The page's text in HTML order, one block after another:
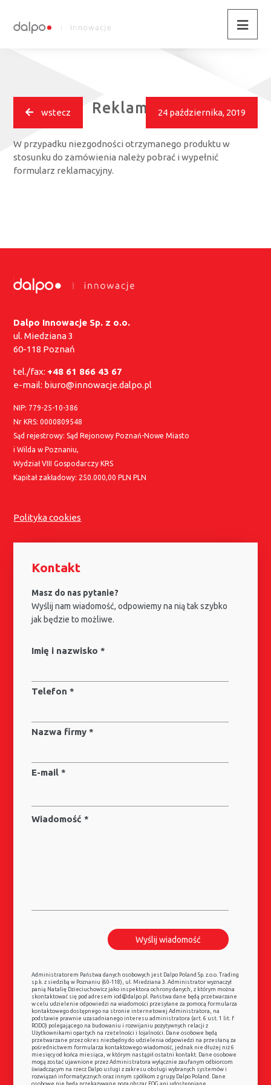
24 października, 2019
wstecz Reklamacje
W przypadku niezgodności otrzymanego produktu w
stosunku do zamówienia należy pobrać i wypełnić
formularz reklamacyjny.
Dalpo Innowacje Sp. z o.o.
ul. Miedziana 3
60-118 Poznań
tel./fax: +48 61 866 43 67
e-mail: biuro@innowacje.dalpo.pl
NIP: 779-25-10-386
Nr KRS: 0000809548
Sąd rejestrowy: Sąd Rejonowy Poznań-Nowe Miasto
i Wilda w Poznaniu,
Wydział VIII Gospodarczy KRS
Kapitał zakładowy: 250.000,00 PLN PLN
Polityka cookies
Kontakt
Masz do nas pytanie?
Wyślij nam wiadomość, odpowiemy na nią tak szybko
jak będzie to możliwe.
Imię i nazwisko *
Telefon *
Nazwa firmy *
E-mail *
Wiadomość *
Administratorem Państwa danych osobowych jest Dalpo Poland Sp. z.o.o. Trading
sp.k. z siedzibą w Poznaniu (60-118), ul. Miedziana 3. Administrator wyznaczył
panią Natalię Dzieciuchowicz jako inspektora ochrony danych, z którym można
skontaktować się pod adresem iod@dalpo.pl. Państwa dane będą przetwarzane
w celu udzielenie odpowiedzi na wiadomości przesyłane za pomocą formularza
kontaktowego dostępnego na stronie internetowej Administratora, na
podstawie prawnie uzasadnianego interesu administratora (art. 6 ust. 1 lit. f
RODO) polegającego na budowaniu i rozwijaniu pozytywnych relacji z
Użytkownikami opartych na rzetelności i lojalności. Dane osobowe będą
przetwarzane przez okres niezbędny do udzielenia odpowiedzi na przesłaną za
pośrednictwem formularza kontaktowego wiadomość, jednak nie dłużej niż 6
miesięcy od końca miesiąca, w którym nastąpił ostatni kontakt. Dane osobowe
mogą zostać ujawnione przez Administratora wyłącznie zaufanym odbiorcom
świadczącym na rzecz Dalpo usługi z zakresu obsługi wybranych systemów i
rozwiązań informatycznych oraz innym spółkom z grupy Dalpo Poland. Dane